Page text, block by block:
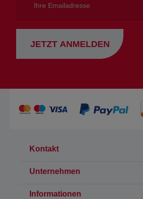
Emailadresse
JETZT ANMELDEN
Kontakt
Unternehmen
Informationen